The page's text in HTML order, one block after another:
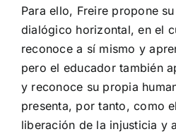
Para ello, Freire propone
dialógico horizontal, en el
reconoce a sí mismo y
pero el educador también
y reconoce su propia
presenta, por tanto, como
liberación de la injusticia y